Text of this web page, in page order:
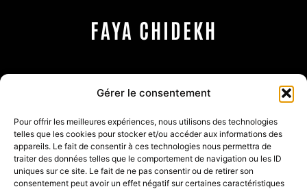
Gérer le consentement
Pour offrir les meilleures expériences, nous utilisons des technologies
telles que les cookies pour stocker et/ou accéder aux informations des
appareils. Le fait de consentir à ces technologies nous permettra de
traiter des données telles que le comportement de navigation ou les ID
uniques sur ce site. Le fait de ne pas consentir ou de retirer son
consentement peut avoir un effet négatif sur certaines caractéristiques
FAYA CHIDEKH
Email
contact@fluxrecords.fr